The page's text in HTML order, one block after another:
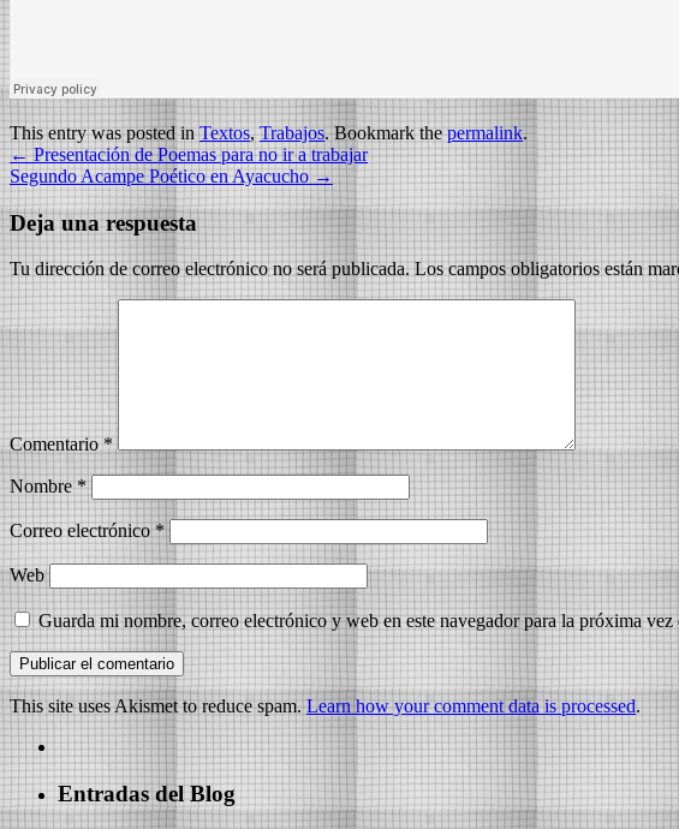
This entry was posted in Textos,Trabajos. Bookmark thepermalink.
←Presentación de Poemas para no ir a trabajar
Segundo Acampe Poético en Ayacucho→
Deja una respuesta
Tu dirección de correo electrónico no será publicada. Los campos obligatorios están
Comentario *
Nombre*
Correo electrónico*
Web
Guarda mi nombre, correo electrónico y web en este navegador para la próxima vez
This site uses Akismet to reduce spam.Learn how your comment data is processed.
Entradas del Blog